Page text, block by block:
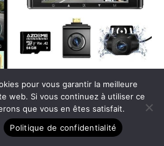
pour vous garantir la meilleure
web. Si vous continuez à utiliser ce
que vous en êtes satisfait.
Politique de confidentialité